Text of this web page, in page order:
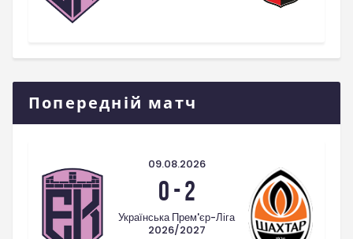
Попередній матч
09.08.2026
0-2
Українська Прем'єр-Ліга
2026/2027